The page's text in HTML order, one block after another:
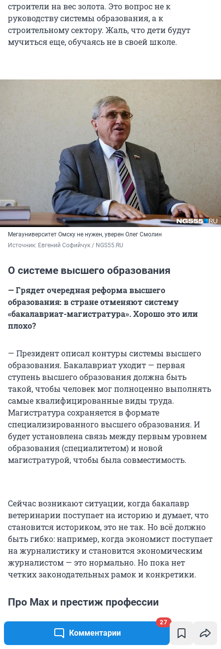
Комментарии
27
строители на вес золота. Это вопрос не к
руководству системы образования, а к
строительному сектору. Жаль, что дети будут
мучиться еще, обучаясь не в своей школе.
Мегауниверситет Омску не нужен, уверен Олег Смолин
Источник: Евгений Софийчук / NGS55.RU
О системе высшего образования
— Грядет очередная реформа высшего
образования: в стране отменяют систему
«бакалавриат-магистратура». Хорошо это или
плохо?
— Президент описал контуры системы высшего
образования. Бакалавриат уходит — первая
ступень высшего образования должна быть
такой, чтобы человек мог полноценно выполнять
самые квалифицированные виды труда.
Магистратура сохраняется в формате
специализированного высшего образования. И
будет установлена связь между первым уровнем
образования (специалитетом) и новой
магистратурой, чтобы была совместимость.
Сейчас возникают ситуации, когда бакалавр
ветеринарии поступает на историю и думает, что
становится историком, это не так. Но всё должно
быть гибко: например, когда экономист поступает
на журналистику и становится экономическим
журналистом — это нормально. Но пока нет
четких законодательных рамок и конкретики.
Про Maх и престиж профессии